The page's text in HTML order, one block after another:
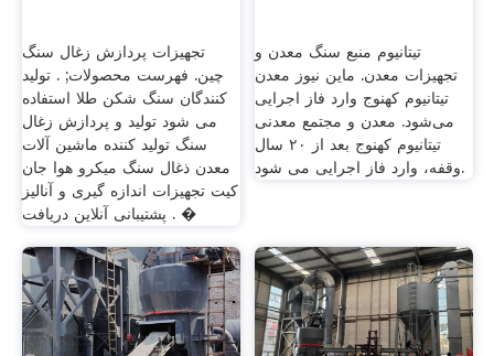
تجهیزات پردازش زغال سنگ
چین. فهرست محصولات; . تولید
کنندگان سنگ شکن طلا استفاده
می شود تولید و پردازش زغال
سنگ تولید کننده ماشین آلات
معدن ذغال سنگ میکرو هوا جان
کیت تجهیزات اندازه گیری و آنالیز
. پشتیبانی آنلاین دریافت �
تیتانیوم منبع سنگ معدن و
تجهیزات معدن. ماین نیوز معدن
تیتانیوم کهنوج وارد فاز اجرایی
می‌شود. معدن و مجتمع معدنی
تیتانیوم کهنوج بعد از ۲۰ سال
وقفه، وارد فاز اجرایی می شود.